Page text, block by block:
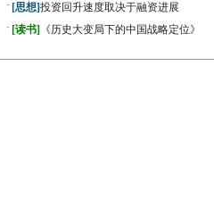
· [思想]投资回升速度取决于融资进展
· [读书] 《历史大变局下的中国战略定位》